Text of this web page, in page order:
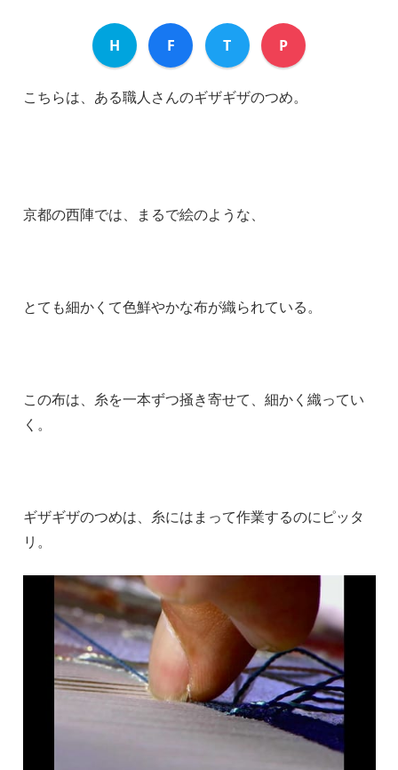
H F T P
こちらは、ある職人さんのギザギザのつめ。
京都の西陣では、まるで絵のような、
とても細かくて色鮮やかな布が織られている。
この布は、糸を一本ずつ掻き寄せて、細かく織ってい
く。
ギザギザのつめは、糸にはまって作業するのにピッタ
リ。